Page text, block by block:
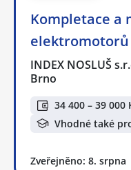
Kompletace a
elektromotorů
INDEX NOSLUŠ
Brno
34 400 – 39 000
Vhodné také
Zveřejněno: 8. srpna